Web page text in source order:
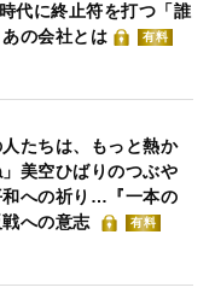
代に終止符を打つ「誰
の会社とは
有料
人たちは、もっと熱か
美空ひばりのつぶや
和への祈り…『一本の
への意志
有料